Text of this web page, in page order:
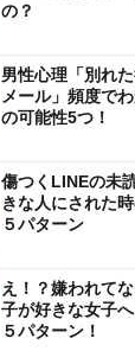
の？
男性心理「別れ
メール」頻度で
の可能性5つ！
傷つくLINEの未
きな人にされた
５パターン
え！？嫌われて
子が好きな女子
５パターン！